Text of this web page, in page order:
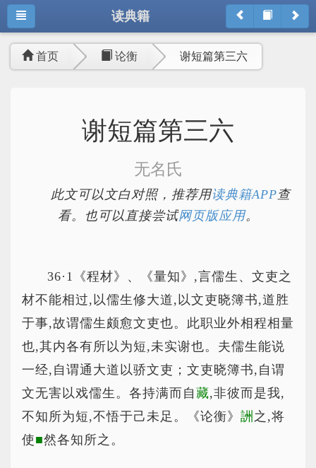
读典籍
首页 论衡 谢短篇第三六
谢短篇第三六
无名氏
此文可以文白对照，推荐用读典籍APP查
看。也可以直接尝试网页版应用。
36·1《程材》、《量知》,言儒生、文吏之
材不能相过,以儒生修大道,以文吏晓簿书,道胜
于事,故谓儒生颇愈文吏也。此职业外相程相量
也,其内各有所以为短,未实谢也。夫儒生能说
一经,自谓通大道以骄文吏；文吏晓簿书,自谓
文无害以戏儒生。各持满而自 藏,非彼而是我,
不知所为短,不悟于己未足。《论衡》 詶 之,将
使■然各知所之。